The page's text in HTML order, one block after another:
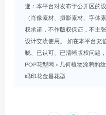
遂：本平台对发布于公开区的
（肖像素材、摄影素材、字体
权承诺，不作版权保证，不主
设计交流使用。 如在本平台充
晓、已认可、已清晰版权问题
POP花型网 » 几何植物涂鸦豹
码印花金昌花型